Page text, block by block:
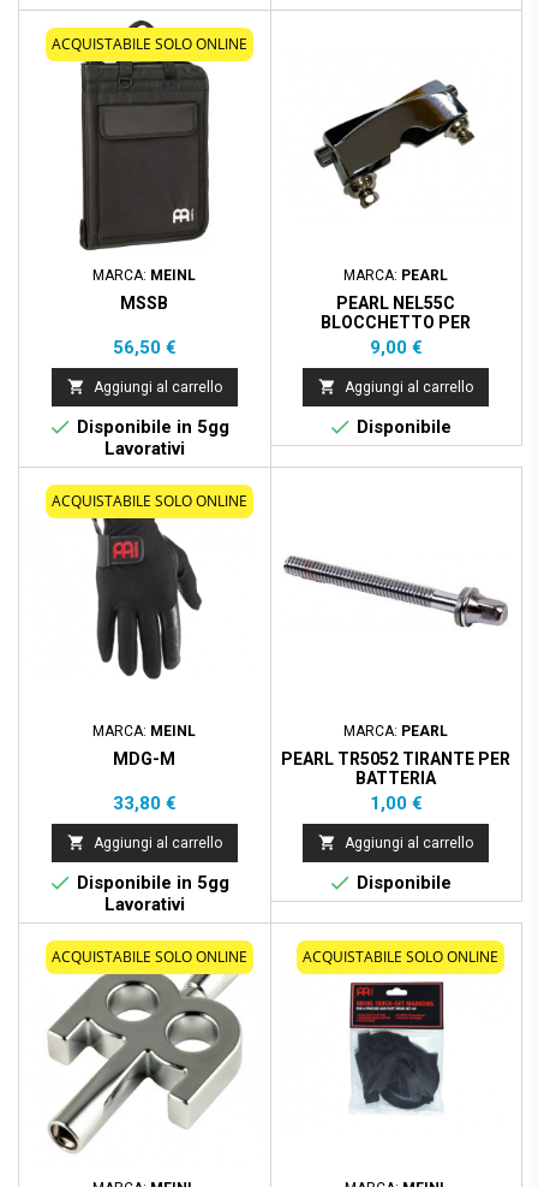
ACQUISTABILE SOLO ONLINE
MARCA: MEINL
MSSB
Prezzo
56,50 €
 Aggiungi al carrello
 Disponibile in 5gg
Lavorativi
MARCA: PEARL
PEARL NEL55C
BLOCCHETTO PER
RULLANTE
Prezzo
9,00 €
 Aggiungi al carrello
 Disponibile
ACQUISTABILE SOLO ONLINE
MARCA: MEINL
MDG-M
Prezzo
33,80 €
 Aggiungi al carrello
 Disponibile in 5gg
Lavorativi
MARCA: PEARL
PEARL TR5052 TIRANTE PER
BATTERIA
Prezzo
1,00 €
 Aggiungi al carrello
 Disponibile
ACQUISTABILE SOLO ONLINE ACQUISTABILE SOLO ONLINE